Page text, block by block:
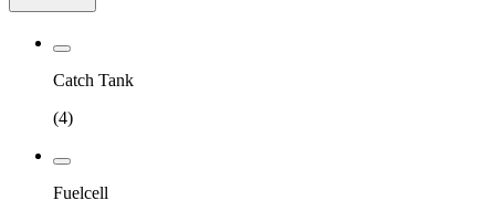
Catch Tank
(4)
Fuelcell